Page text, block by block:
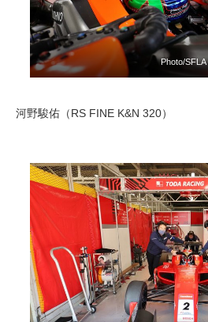
Photo/SFLA
河野駿佑（RS FINE K&N 320）